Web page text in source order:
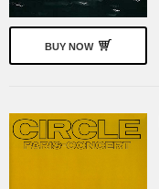
BUY NOW